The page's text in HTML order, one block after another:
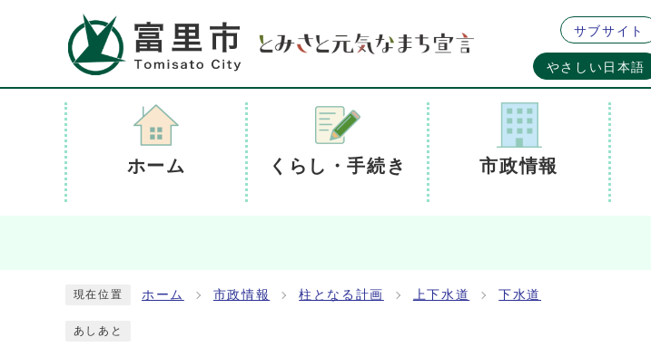
サブサイト
やさしい日本語
ホーム くらし・手続き 市政情報
現在位置 ホーム 市政情報 柱となる計画 上下水道 下水道
あしあと